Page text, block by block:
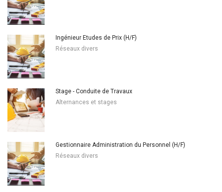
Ingénieur Etudes de Prix (H/F)
Réseaux divers
Stage - Conduite de Travaux
Alternances et stages
Gestionnaire Administration du Personnel (H/F)
Réseaux divers